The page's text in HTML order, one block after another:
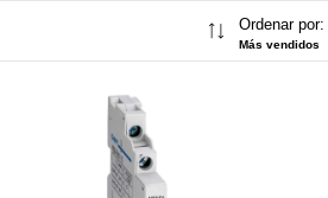
Ordenar por:
Más vendidos